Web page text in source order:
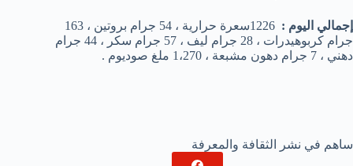
إجمالي اليوم :
1226سعرة حرارية ، 54 جرام بروتين ، 163
جرام كربوهيدرات ، 28 جرام ليف ، 57 جرام سكر ، 44 جرام
دهني ، 7 جرام دهون مشبعة ، 1،270 ملغ صوديوم .
ساهم في نشر الثقافة والمعرفة